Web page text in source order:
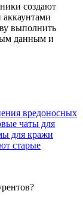
создают
выполнить
данным и
вредоносных
чаты для
для кражи
старые